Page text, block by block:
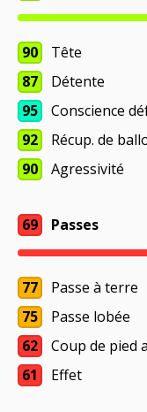
90
Tête
87
Détente
95
Conscience
92
Récup. de
90
Agressivité
69 Passes
77
Passe à terre
75
Passe lobée
62
Coup de pied
61
Effet